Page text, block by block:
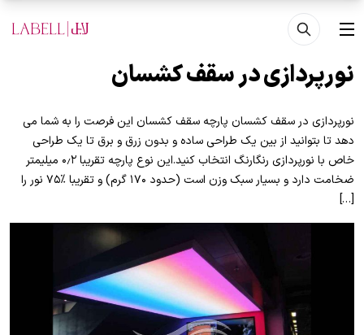
رفتن به محتوای اصلی
منو
نورپردازی در سقف کشسان
نورپردازی در سقف کشسان پارچه سقف کشسان این فرصت را به شما می
دهد تا بتوانید از بین یک طراحی ساده و بدون زرق و برق تا یک طراحی
خاص با نورپردازی رنگارنگ انتخاب کنید.این نوع پارچه تقریبا ۰٫۲ میلیمتر
ضخامت دارد و بسیار سبک وزن است (حدود ۱۷۰ گرم) و تقریبا %۷۵ نور را
[…]